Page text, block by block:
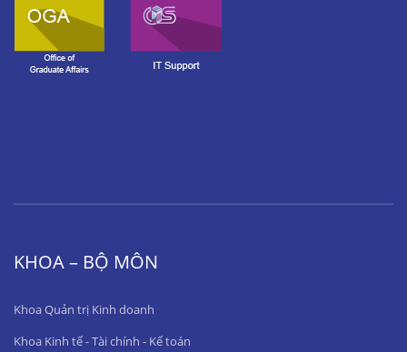
KHOA – BỘ MÔN
Khoa Quản trị Kinh doanh
Khoa Kinh tế - Tài chính - Kế toán